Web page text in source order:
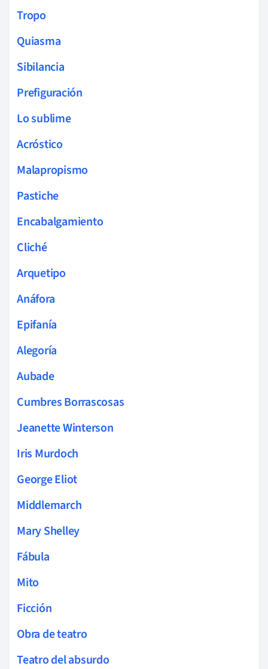
Tropo
Quiasma
Sibilancia
Prefiguración
Lo sublime
Acróstico
Malapropismo
Pastiche
Encabalgamiento
Cliché
Arquetipo
Anáfora
Epifanía
Alegoría
Aubade
Cumbres Borrascosas
Jeanette Winterson
Iris Murdoch
George Eliot
Middlemarch
Mary Shelley
Fábula
Mito
Ficción
Obra de teatro
Teatro del absurdo